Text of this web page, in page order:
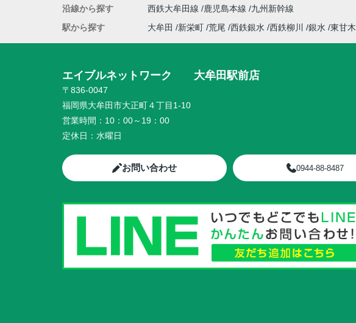
沿線から探す
西鉄大牟田線 鹿児島本線
九州新幹線
駅から探す
大牟田 新栄町 荒尾 西鉄銀水 西鉄柳川 銀水 東甘木
エイブルネットワーク 大牟田駅前店
〒836-0047
福岡県大牟田市大正町４丁目1-10
営業時間： 10：00～19：00
定休日： 水曜日
お問い合わせ 0944-88-8487